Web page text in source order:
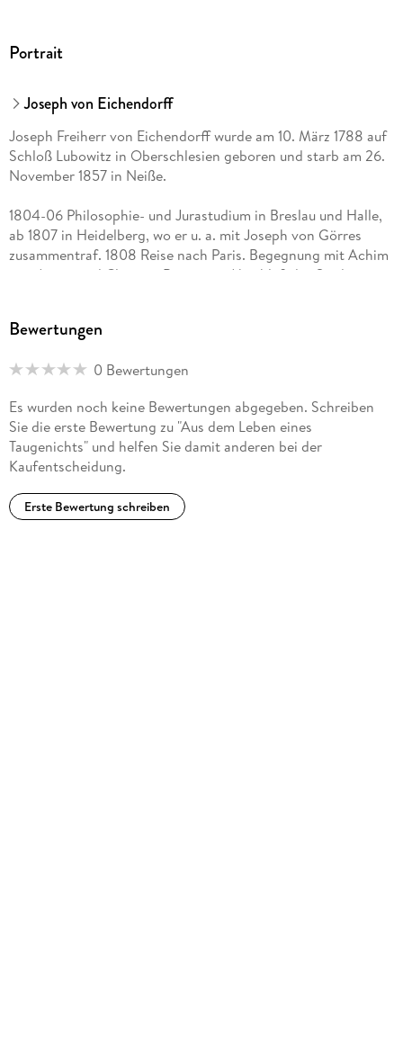
Portrait
Joseph von Eichendorff
Joseph Freiherr von Eichendorff wurde am 10. März 1788 auf
Schloß Lubowitz in Oberschlesien geboren und starb am 26.
November 1857 in Neiße.
1804-06 Philosophie- und Jurastudium in Breslau und Halle,
ab 1807 in Heidelberg, wo er u. a. mit Joseph von Görres
zusammentraf. 1808 Reise nach Paris. Begegnung mit Achim
von Arnim und Clemens Brentano. Abschluß des Studiums in
Kultusministerium Berlin, später kommissarischer Schulrat
Mitglied der ostpreußischen Regierung Königsberg.
in Berlin. 1844 Entlassung aus dem Staatsdienst. 1855
Übersiedlung nach Neiße.
Hans Traxler wurde 1929 in Herrlich, einem Dorf in
Bewertungen
0 Bewertungen
Es wurden noch keine Bewertungen abgegeben. Schreiben
Sie die erste Bewertung zu "Aus dem Leben eines
Taugenichts" und helfen Sie damit anderen bei der
Kaufentscheidung.
Erste Bewertung schreiben